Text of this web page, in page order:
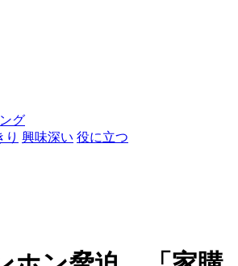
グ
り 興味深い 役に立つ